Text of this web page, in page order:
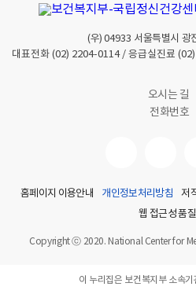
(우)04933 서울특별시 광
대표전화 (02) 2204-0114/ 응급실진료
오시는 길
전화번호
홈페이지 이용안내 개인정보처리방침 저
웹 접근성 품
Copyright ⓒ 2020. National Center for
이 누리집은 보건복지부 소속